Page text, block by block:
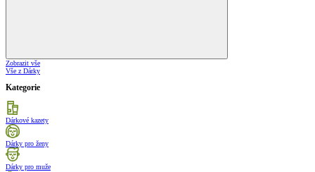
Zobrazit vše
Vše z Dárky
Kategorie
Dárkové kazety
Dárky pro ženy
Dárky pro muže